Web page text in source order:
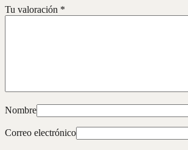
Tu valoración *
Nombre
Correo electrónico